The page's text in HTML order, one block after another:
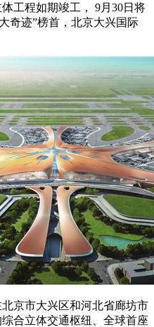
程如期竣工， 9月30日将
奇迹”榜首，北京大兴国际
京市大兴区和河北省廊坊市
合立体交通枢纽、全球首座